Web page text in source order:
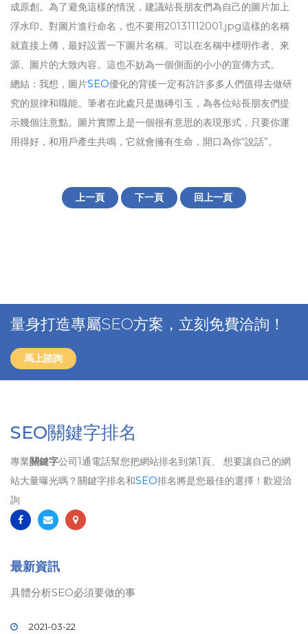
成原創。為了避免這樣的情況，建議站長朋友們為自己的圖片加上
浮水印。對圖片進行命名，也不要用20131112001.jpg這樣的名稱
就直接上傳，最好設置一下圖片名稱。可以在名稱中標明作者、來
源、圖片的大致內容。這也不妨為一個側面的小小的宣傳方式。
總結：我想，圖片SEO優化的背後一定有許許多多人們值得去做研
究的規律和職能。筆者在此處只是拋磚引玉，為各位站長朋友們提
示幾個注意點。圖片實際上是一個很有意思的表現形式，只要你運
用得好，和用戶產生共鳴，它就會擁有生命，開口為你“說話”。
上一頁 下一頁 回上一頁
量身打造專屬SEO方案，立刻免費洽詢！
馬上諮詢
SEO關鍵字排名
專業關鍵字公司1通電話幫您把網站排名到第1頁、 想要讓自己的網
站大量曝光嗎？關鍵字排名和SEO排名將是您最佳的選擇！歡迎洽
詢
最新資訊
具體分析SEO必須要做的事
2021-03-22